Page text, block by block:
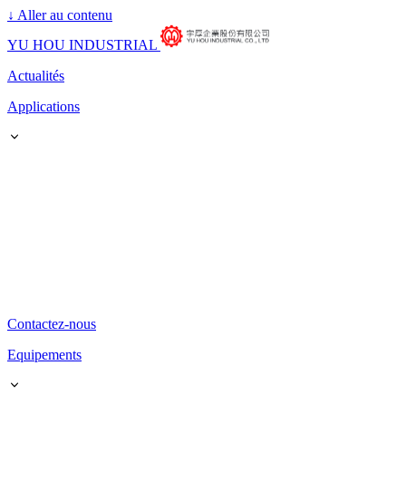
↓ Aller au contenu
YU HOU INDUSTRIAL
Actualités
Applications
Contactez-nous
Equipements